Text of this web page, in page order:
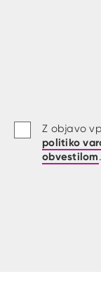
Z objavo
politiko
obvestilom.